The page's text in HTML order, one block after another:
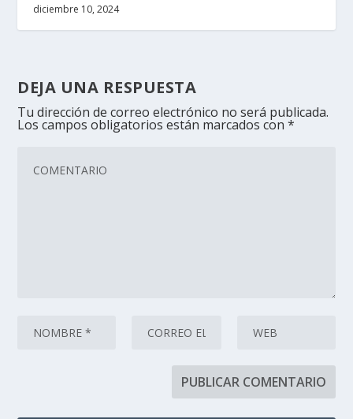
diciembre 10, 2024
DEJA UNA RESPUESTA
Tu dirección de correo electrónico no será publicada.
Los campos obligatorios están marcados con*